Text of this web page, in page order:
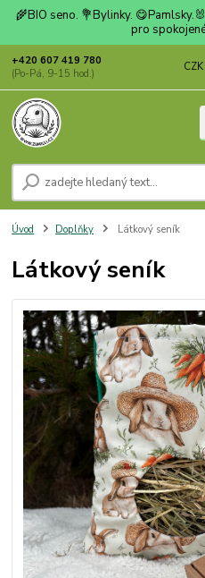
🌾BIO seno. 💐Bylinky.
pro
+420 607 419 780
(Po-Pá, 9-15 hod.)
Úvod Doplňky Látkový seník
Látkový seník